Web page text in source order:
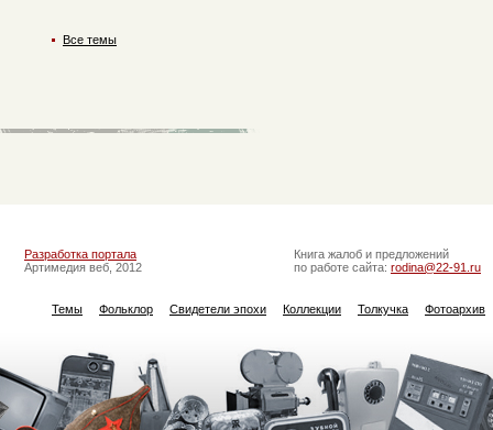
Все темы
Разработка портала
Артимедия веб, 2012
Книга жалоб и предложений
по работе сайта: rodina@22-91.ru
Темы Фольклор Свидетели эпохи Коллекции Толкучка Фотоархив